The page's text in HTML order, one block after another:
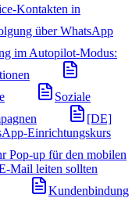
Kontakten in
über WhatsApp
im Autopilot-Modus:
Soziale
[DE]
Einrichtungskurs
Pop-up für den mobilen
Mail leiten sollten
Kundenbindung